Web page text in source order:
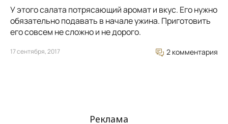
У этого салата потрясающий аромат и вкус. Его нужно
обязательно подавать в начале ужина. Приготовить
его совсем не сложно и не дорого.
17 сентября, 2017 2 комментария
Реклама